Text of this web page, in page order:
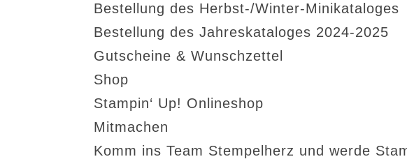
Bestellung des Herbst-/Winter-Minikataloges
Bestellung des Jahreskataloges 2024-2025
Gutscheine & Wunschzettel
Shop
Stampin‘ Up! Onlineshop
Mitmachen
Komm ins Team Stempelherz und werde